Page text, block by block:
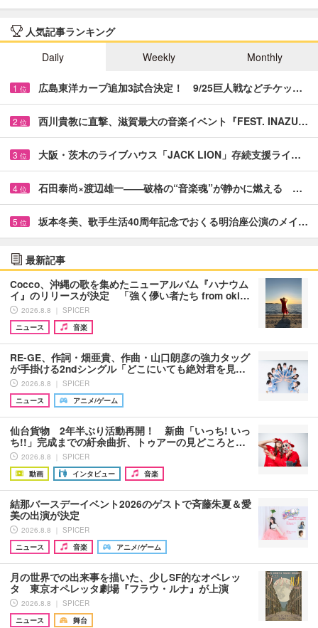
人気記事ランキング
Daily
Weekly Monthly
1 位 広島東洋カープ追加3試合決定！ 9/25巨人戦などチケッ…
2 位 西川貴教に直撃、滋賀最大の音楽イベント『FEST. INAZU…
3 位 大阪・茨木のライブハウス「JACK LION」存続支援ライ…
4 位 石田泰尚×渡辺雄一――破格の“音楽魂”が静かに燃える …
5 位 坂本冬美、歌手生活40周年記念でおくる明治座公演のメイ…
最新記事
Cocco、沖縄の歌を集めたニューアルバム『ハナウム
イ』のリリースが決定 「強く儚い者たち from oki…
2026.8.8 ｜ SPICER
ニュース
音楽
RE-GE、作詞・畑亜貴、作曲・山口朗彦の強力タッグ
が手掛ける2ndシングル「どこにいても絶対君を見…
2026.8.8 ｜ SPICER
ニュース
アニメ/ゲーム
仙台貨物 2年半ぶり活動再開！ 新曲「いっち! いっ
ち!!」完成までの紆余曲折、トゥアーの見どころと…
2026.8.8 ｜ SPICER
動画
インタビュー 音楽
結那バースデーイベント2026のゲストで斉藤朱夏＆愛
美の出演が決定
2026.8.8 ｜ SPICER
ニュース
音楽 アニメ/ゲーム
月の世界での出来事を描いた、少しSF的なオペレッ
タ 東京オペレッタ劇場『フラウ・ルナ』が上演
2026.8.8 ｜ SPICER
ニュース
舞台